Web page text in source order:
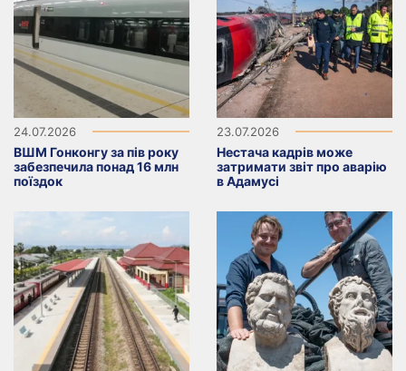
24.07.2026
ВШМ Гонконгу за пів року
забезпечила понад 16 млн
поїздок
23.07.2026
Нестача кадрів може
затримати звіт про аварію
в Адамусі